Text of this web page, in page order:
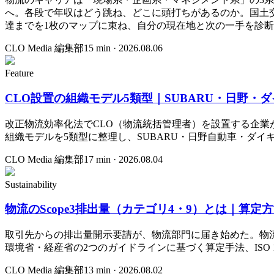
へ。各段で年収はどう跳ね、どこに頭打ちがあるのか。国
達までを1枚のマップに束ね、自分の現在地と次の一手を診
CLO Media 編集部15 min · 2026.08.06
Feature
CLO設置の組織モデル5類型｜SUBARU・日野・
改正物流効率化法でCLO（物流統括管理者）を設置する企
組織モデルを5類型に整理し、SUBARU・日野自動車・ダ
CLO Media 編集部17 min · 2026.08.04
Sustainability
物流のScope3排出量（カテゴリ4・9）とは｜算定
取引先からの排出量開示要請が、物流部門に届き始めた。
環境省・経産省の2つのガイドラインに基づく算定手法、
CLO Media 編集部13 min · 2026.08.02